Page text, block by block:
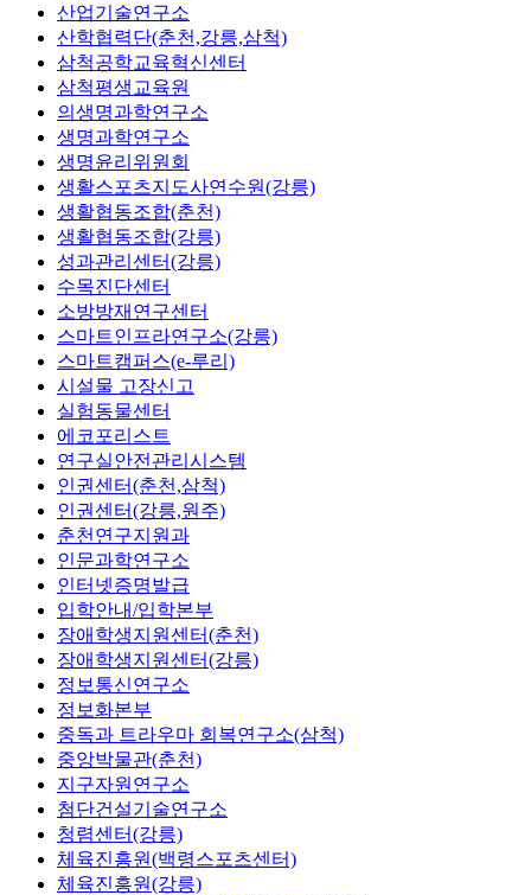
산업기술연구소
산학협력단(춘천,강릉,삼척)
삼척공학교육혁신센터
삼척평생교육원
의생명과학연구소
생명과학연구소
생명윤리위원회
생활스포츠지도사연수원(강릉)
생활협동조합(춘천)
생활협동조합(강릉)
성과관리센터(강릉)
수목진단센터
소방방재연구센터
스마트인프라연구소(강릉)
스마트캠퍼스(e-루리)
시설물 고장신고
실험동물센터
에코포리스트
연구실안전관리시스템
인권센터(춘천,삼척)
인권센터(강릉,원주)
춘천연구지원과
인문과학연구소
인터넷증명발급
입학안내/입학본부
장애학생지원센터(춘천)
장애학생지원센터(강릉)
정보통신연구소
정보화본부
중독과 트라우마 회복연구소(삼척)
중앙박물관(춘천)
지구자원연구소
첨단건설기술연구소
청렴센터(강릉)
체육진흥원(백령스포츠센터)
체육진흥원(강릉)